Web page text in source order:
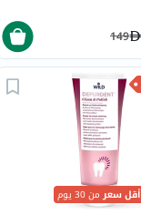
149
أقل سعرمن 30 يوم